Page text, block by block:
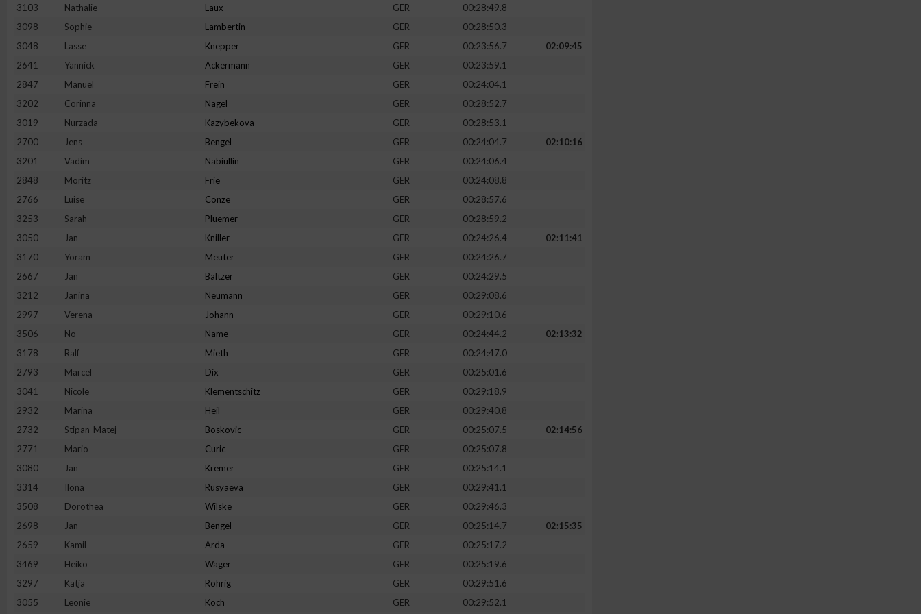
3103
Nathalie Laux GER
00:28:49.8
3098
Sophie Lambertin GER
00:28:50.3
3048
Lasse Knepper GER 00:23:56.7
02:09:45
2641
Yannick Ackermann GER
00:23:59.1
2847
Manuel Frein GER
00:24:04.1
3202
Corinna Nagel GER
00:28:52.7
3019
Nurzada Kazybekova GER
00:28:53.1
2700
Jens Bengel GER 00:24:04.7
02:10:16
3201
Vadim Nabiullin GER
00:24:06.4
2848
Moritz Frie GER
00:24:08.8
2766
Luise Conze GER
00:28:57.6
3253
Sarah Pluemer GER
00:28:59.2
3050
Jan Kniller GER 00:24:26.4
02:11:41
3170
Yoram Meuter GER
00:24:26.7
2667
Jan Baltzer GER
00:24:29.5
3212
Janina Neumann GER
00:29:08.6
2997
Verena Johann GER
00:29:10.6
3506
No Name GER 00:24:44.2
02:13:32
3178
Ralf Mieth GER
00:24:47.0
2793
Marcel Dix GER
00:25:01.6
3041
Nicole Klementschitz GER
00:29:18.9
2932
Marina Heil GER
00:29:40.8
2732
Stipan-Matej Boskovic GER 00:25:07.5
02:14:56
2771
Mario Curic GER
00:25:07.8
3080
Jan Kremer GER
00:25:14.1
3314
Ilona Rusyaeva GER
00:29:41.1
3508
Dorothea Wilske GER
00:29:46.3
2698
Jan Bengel GER 00:25:14.7
02:15:35
2659
Kamil Arda GER
00:25:17.2
3469
Heiko Wäger GER
00:25:19.6
3297
Katja Röhrig GER
00:29:51.6
3055
Leonie Koch GER 00:29:52.1
Erstellung von Profilen zur Personalisierung von Inhalten
Verwendung von Profilen zur Auswahl personalisierter Inhalte
verschiedenen Quellen
Entwicklung und Verbesserung der Angebote
Verwendung reduzierter Daten zur Auswahl von Inhalten
IAB-Besonderheiten:
Verwendung genauer Standortdaten
Nicht-IAB-Verarbeitungszwecke:
Performance
Funktional
Werbung